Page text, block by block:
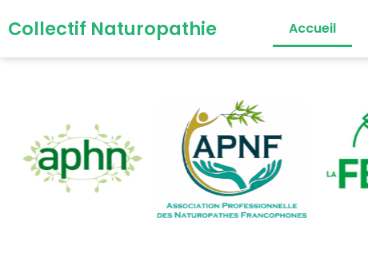
Collectif Naturopathie Accueil